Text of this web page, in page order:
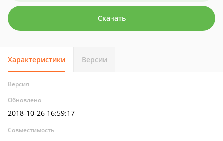
Скачать
Характеристики Версии
Версия
Обновлено
2018-10-26 16:59:17
Совместимость